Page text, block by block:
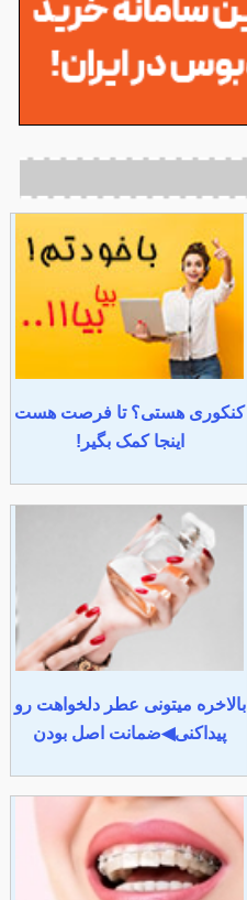
کنکوری هستی؟ تا فرصت هست
اینجا کمک بگیر!
بالاخره میتونی عطر دلخواهت رو
پیداکنی◀ضمانت اصل بودن